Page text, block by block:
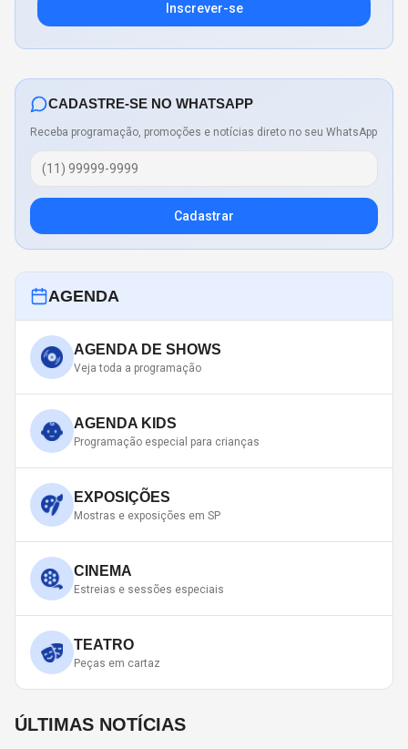
Inscrever-se
CADASTRE-SE NO WHATSAPP
Receba programação, promoções e notícias direto no seu WhatsApp
Cadastrar
AGENDA
AGENDA DE SHOWS
Veja toda a programação
AGENDA KIDS
Programação especial para crianças
EXPOSIÇÕES
Mostras e exposições em SP
CINEMA
Estreias e sessões especiais
TEATRO
Peças em cartaz
ÚLTIMAS NOTÍCIAS